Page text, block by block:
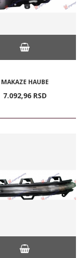
MAKAZE HAUBE
7.092,96 RSD